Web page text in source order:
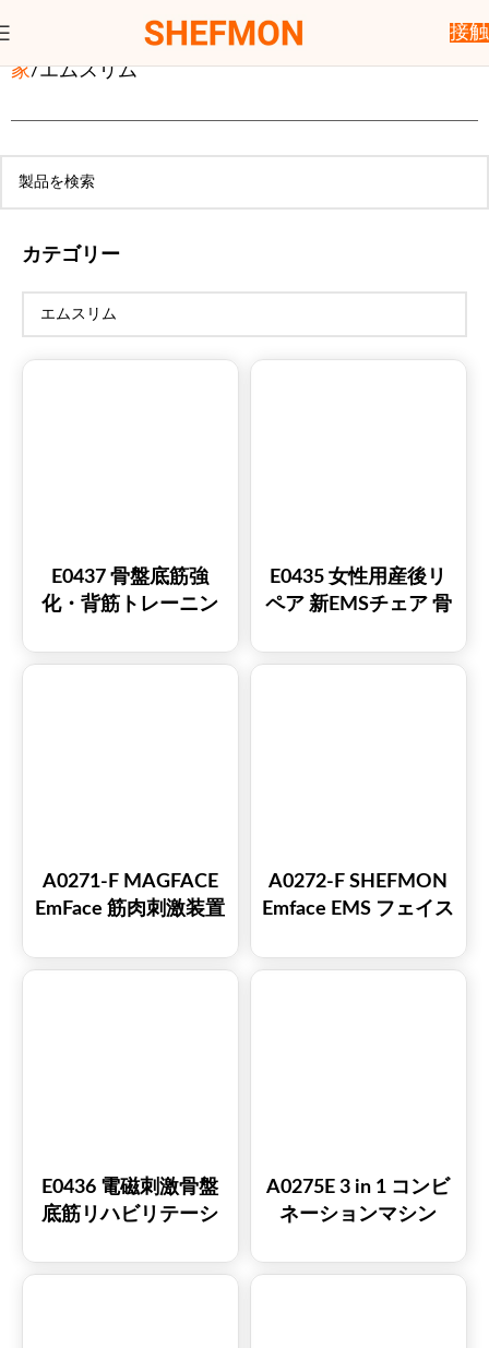
接触
家 エムスリム
カテゴリー
E0437 骨盤底筋強
化・背筋トレーニン
E0435 女性用産後リ
ペア 新EMSチェア 骨
A0271-F MAGFACE
EmFace 筋肉刺激装置
A0272-F SHEFMON
Emface EMS フェイス
E0436 電磁刺激骨盤
底筋リハビリテーシ
A0275E 3 in 1 コンビ
ネーションマシン